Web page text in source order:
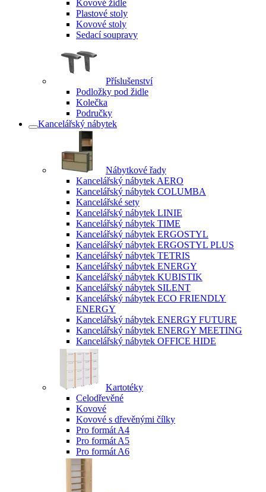
Kovové židle
Plastové stoly
Kovové stoly
Sedací soupravy
Příslušenství
Podložky pod židle
Kolečka
Područky
Kancelářský nábytek
Nábytkové řady
Kancelářský nábytek AERO
Kancelářský nábytek COLUMBA
Kancelářské sety
Kancelářský nábytek LINIE
Kancelářský nábytek TIME
Kancelářský nábytek ERGOSTYL
Kancelářský nábytek ERGOSTYL PLUS
Kancelářský nábytek TETRIS
Kancelářský nábytek ENERGY
Kancelářský nábytek KUBISTIK
Kancelářský nábytek SILENT
Kancelářský nábytek ECO FRIENDLY
ENERGY
Kancelářský nábytek ENERGY FUTURE
Kancelářský nábytek ENERGY MEETING
Kancelářský nábytek OFFICE HIDE
Kartotéky
Celodřevěné
Kovové
Kovové s dřevěnými čílky
Pro formát A4
Pro formát A5
Pro formát A6